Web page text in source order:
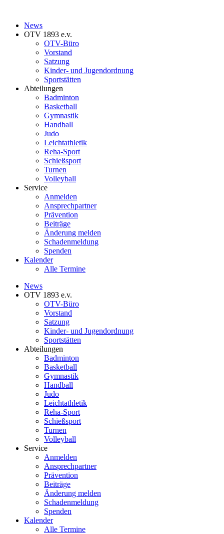
News
OTV 1893 e.v.
OTV-Büro
Vorstand
Satzung
Kinder- und Jugendordnung
Sportstätten
Abteilungen
Badminton
Basketball
Gymnastik
Handball
Judo
Leichtathletik
Reha-Sport
Schießsport
Turnen
Volleyball
Service
Anmelden
Ansprechpartner
Prävention
Beiträge
Änderung melden
Schadenmeldung
Spenden
Kalender
Alle Termine
News
OTV 1893 e.v.
OTV-Büro
Vorstand
Satzung
Kinder- und Jugendordnung
Sportstätten
Abteilungen
Badminton
Basketball
Gymnastik
Handball
Judo
Leichtathletik
Reha-Sport
Schießsport
Turnen
Volleyball
Service
Anmelden
Ansprechpartner
Prävention
Beiträge
Änderung melden
Schadenmeldung
Spenden
Kalender
Alle Termine